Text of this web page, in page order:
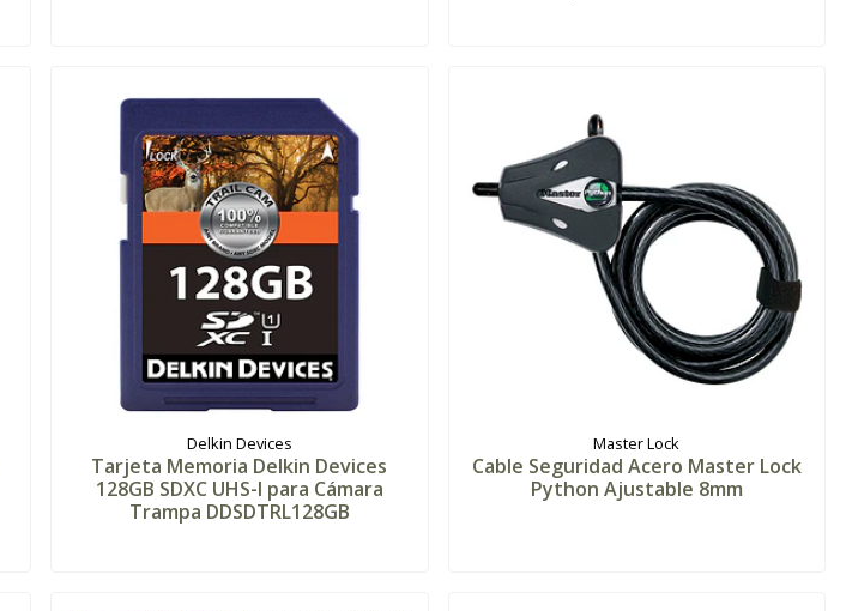
Delkin Devices
Tarjeta Memoria Delkin Devices
128GB SDXC UHS-I para Cámara
Trampa DDSDTRL128GB
Master Lock
Cable Seguridad Acero Master Lock
Python Ajustable 8mm